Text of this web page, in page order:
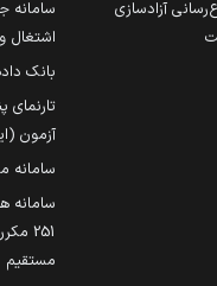
آزادسازی
سامانه
اشتغال
بانک
آزمون
سامانه
سامانه
251
مستقیم